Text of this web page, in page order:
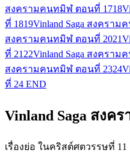
สงครามคนทมิฬ ตอนที่ 1718
ที่ 1819Vinland Saga สงครา
สงครามคนทมิฬ ตอนที่ 2021
ที่ 21 22Vinland Saga สงครา
สงครามคนทมิฬ ตอนที่ 2324
ที่ 24 END
Vinland Saga สงค
เรื่องย่อ ในคริสต์ศตวรรษที่